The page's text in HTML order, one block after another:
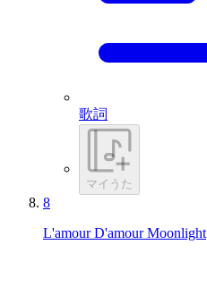
歌詞
マイうた
8
L'amour D'amour Moonlight